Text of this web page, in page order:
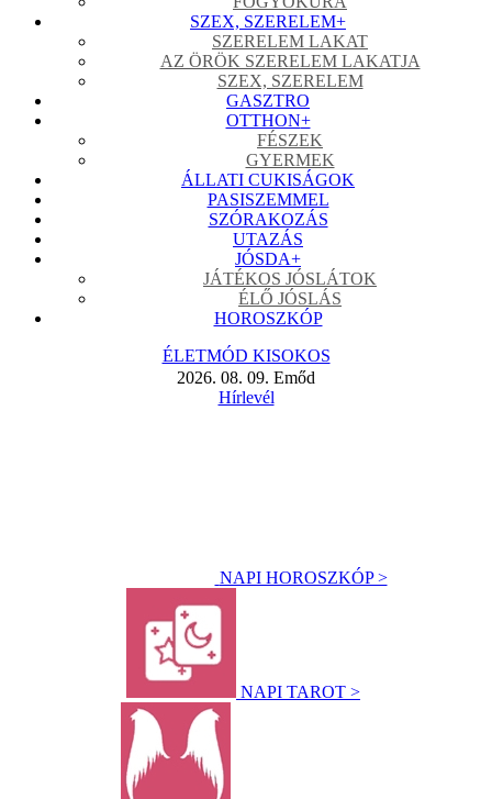
SZEX, SZERELEM+
SZERELEM LAKAT
AZ ÖRÖK SZERELEM LAKATJA
SZEX, SZERELEM
GASZTRO
OTTHON+
FÉSZEK
GYERMEK
ÁLLATI CUKISÁGOK
PASISZEMMEL
SZÓRAKOZÁS
UTAZÁS
JÓSDA+
JÁTÉKOS JÓSLÁTOK
ÉLŐ JÓSLÁS
HOROSZKÓP
ÉLETMÓD KISOKOS
2026. 08. 09. Emőd
Hírlevél
NAPI HOROSZKÓP >
NAPI TAROT >